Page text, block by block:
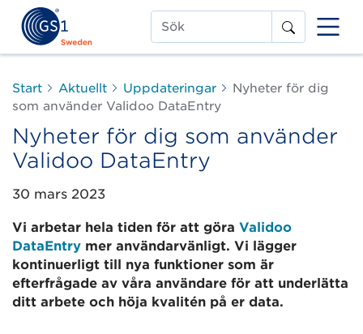
Sök
Start Aktuellt Uppdateringar
Nyheter för dig
som använder Validoo DataEntry
Nyheter för dig som använder
Validoo DataEntry
30 mars 2023
Vi arbetar hela tiden för att göra Validoo
DataEntry mer användarvänligt. Vi lägger
kontinuerligt till nya funktioner som är
efterfrågade av våra användare för att underlätta
ditt arbete och höja kvalitén på er data.